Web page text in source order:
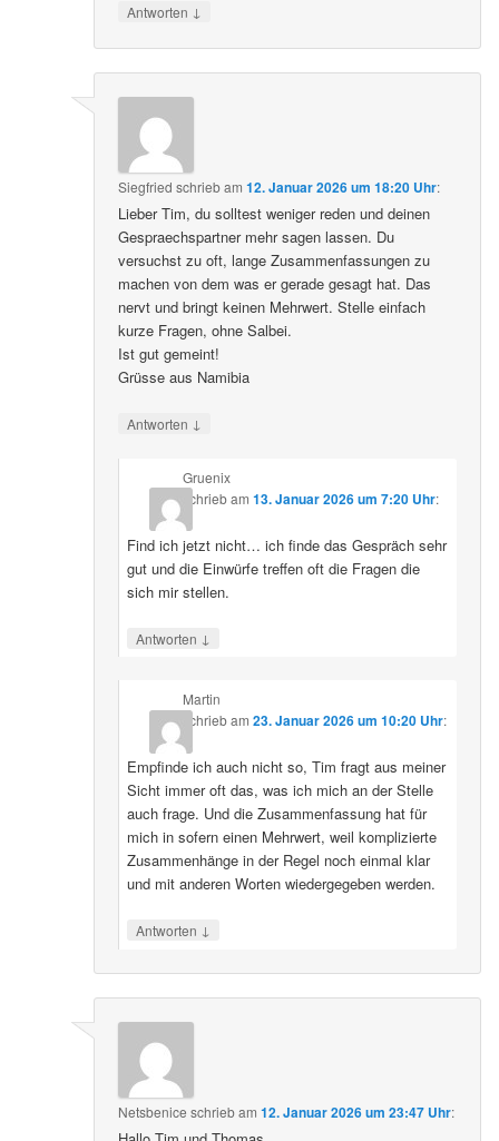
Antworten ↓
Siegfried schriebam12. Januar 2026 um 18:20 Uhr:
Lieber Tim, du solltest weniger reden und deinen
Gespraechspartner mehr sagen lassen. Du
versuchst zu oft, lange Zusammenfassungen zu
machen von dem was er gerade gesagt hat. Das
nervt und bringt keinen Mehrwert. Stelle einfach
kurze Fragen, ohne Salbei.
Ist gut gemeint!
Grüsse aus Namibia
Antworten ↓
Gruenix
schriebam 13. Januar 2026 um 7:20 Uhr:
Find ich jetzt nicht… ich finde das Gespräch sehr
gut und die Einwürfe treffen oft die Fragen die
sich mir stellen.
Antworten ↓
Martin
schriebam 23. Januar 2026 um 10:20 Uhr:
Empfinde ich auch nicht so, Tim fragt aus meiner
Sicht immer oft das, was ich mich an der Stelle
auch frage. Und die Zusammenfassung hat für
mich in sofern einen Mehrwert, weil komplizierte
Zusammenhänge in der Regel noch einmal klar
und mit anderen Worten wiedergegeben werden.
Antworten ↓
Netsbenice schriebam12. Januar 2026 um 23:47 Uhr: